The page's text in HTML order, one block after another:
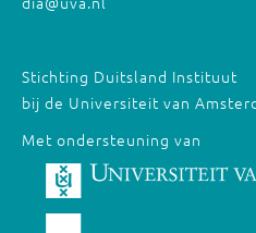
Stichting Duitsland Instituut
bij de Universiteit van
Met ondersteuning van